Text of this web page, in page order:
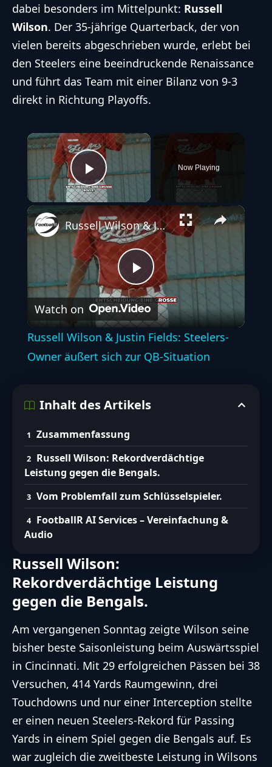
dabei besonders im Mittelpunkt: Russell
Wilson. Der 35-jährige Quarterback, der von
vielen bereits abgeschrieben wurde, erlebt bei
den Steelers eine beeindruckende Renaissance
und führt das Team mit einer Bilanz von 9-3
direkt in Richtung Playoffs.
×
Play Video
Now Playing
Play
Video
Russell Wilson & Justin Fields: Steelers-Owner äußert sich zur QB-Situation
Watch on
Russell Wilson & Justin Fields: Steelers-
Owner äußert sich zur QB-Situation
Inhalt des Artikels
Zusammenfassung
Russell Wilson: Rekordverdächtige
Leistung gegen die Bengals.
Vom Problemfall zum Schlüsselspieler.
FootballR AI Services – Vereinfachung &
Audio
Russell Wilson:
Rekordverdächtige Leistung
gegen die Bengals.
Am vergangenen Sonntag zeigte Wilson seine
bisher beste Saisonleistung beim Auswärtsspiel
in Cincinnati. Mit 29 erfolgreichen Pässen bei 38
Versuchen, 414 Yards Raumgewinn, drei
Touchdowns und nur einer Interception stellte
er einen neuen Steelers-Rekord für Passing
Yards in einem Spiel gegen die Bengals auf. Es
war zugleich die zweitbeste Leistung in Wilsons